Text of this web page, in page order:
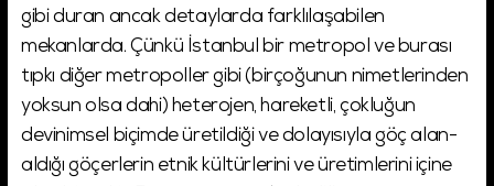
gibi duran ancak detaylarda farklılaşabilen
mekanlarda. Çünkü İstanbul bir metropol ve burası
tıpkı diğer metropoller gibi (birçoğunun nimetlerinden
yoksun olsa dahi) heterojen, hareketli, çokluğun
devinimsel biçimde üretildiği ve dolayısıyla göç alan-
aldığı göçerlerin etnik kültürlerini ve üretimlerini içine